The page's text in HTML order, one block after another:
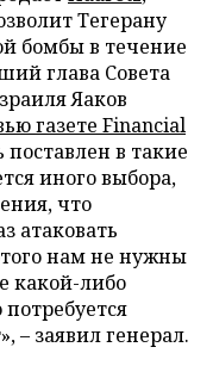
Тегерану
бомбы в течение
глава Совета
Яаков
газете Financial
в такие
иного выбора,
что
атаковать
нам не нужны
какой-либо
– заявил генерал.